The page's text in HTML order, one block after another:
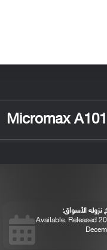
نزوله الأسواق:
Available. Released